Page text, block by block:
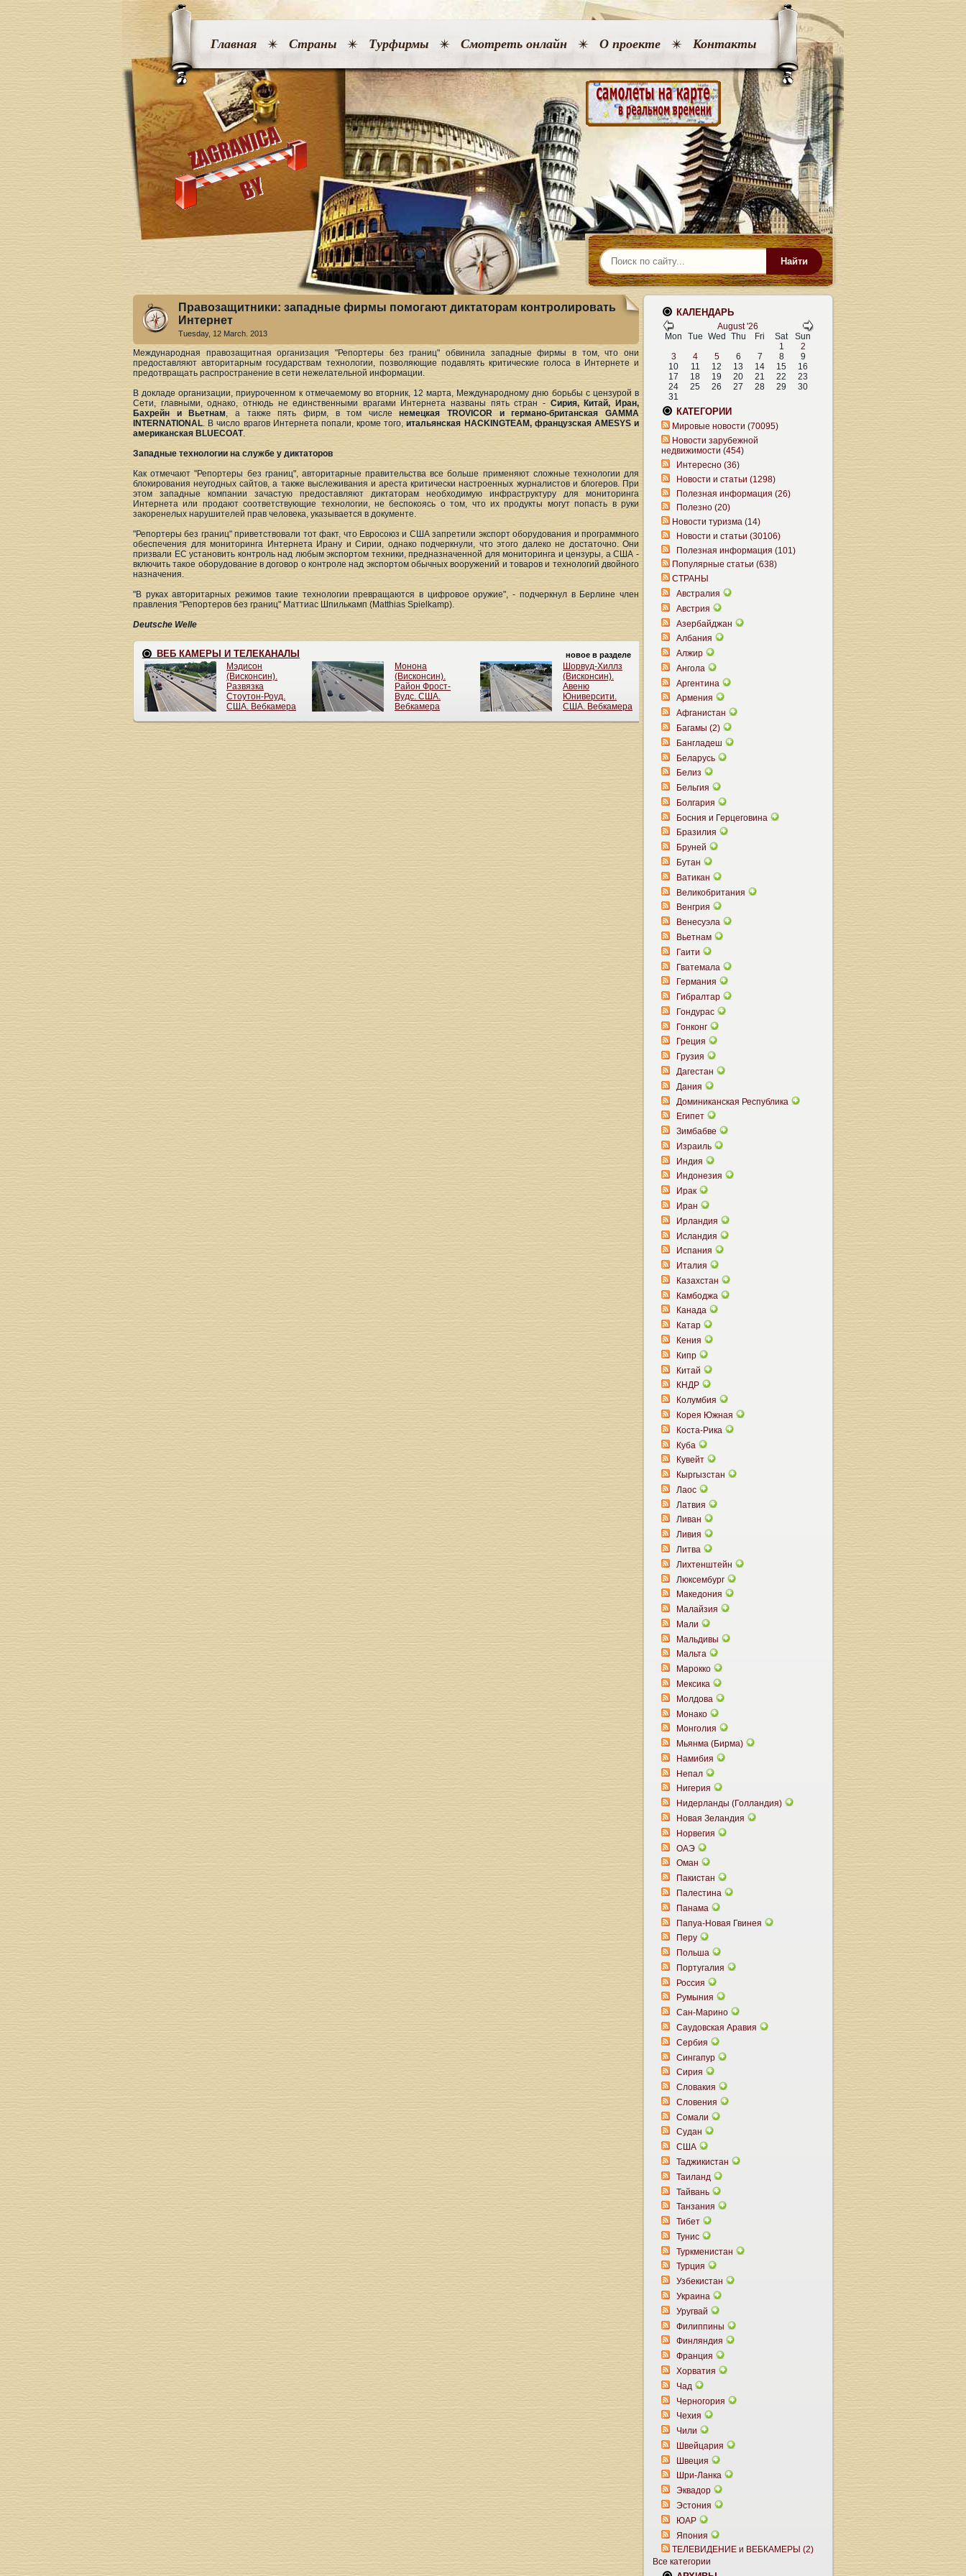
Главная Страны Турфирмы Смотреть онлайн О проекте Контакты
Найти
Правозащитники: западные фирмы помогают диктаторам контролировать
Интернет
Tuesday, 12 March. 2013
Международная правозащитная организация "Репортеры без границ" обвинила западные фирмы в том, что они
предоставляют авторитарным государствам технологии, позволяющие подавлять критические голоса в Интернете и
предотвращать распространение в сети нежелательной информации.
В докладе организации, приуроченном к отмечаемому во вторник, 12 марта, Международному дню борьбы с цензурой в
Сети, главными, однако, отнюдь не единственными врагами Интернета названы пять стран - Сирия, Китай, Иран,
Бахрейн и Вьетнам, а также пять фирм, в том численемецкая TROVICOR и германо-британская GAMMA
INTERNATIONAL. В число врагов Интернета попали, кроме того,итальянская HACKINGTEAM, французская AMESYS и
американская BLUECOAT.
Западные технологии на службе у диктаторов
Как отмечают "Репортеры без границ", авторитарные правительства все больше применяют сложные технологии для
блокирования неугодных сайтов, а также выслеживания и ареста критически настроенных журналистов и блогеров. При
этом западные компании зачастую предоставляют диктаторам необходимую инфраструктуру для мониторинга
Интернета или продают соответствующие технологии, не беспокоясь о том, что их продукты могут попасть в руки
закоренелых нарушителей прав человека, указывается в документе.
"Репортеры без границ" приветствовали тот факт, что Евросоюз и США запретили экспорт оборудования и программного
обеспечения для мониторинга Интернета Ирану и Сирии, однако подчеркнули, что этого далеко не достаточно. Они
призвали ЕС установить контроль над любым экспортом техники, предназначенной для мониторинга и цензуры, а США -
включить такое оборудование в договор о контроле над экспортом обычных вооружений и товаров и технологий двойного
назначения.
"В руках авторитарных режимов такие технологии превращаются в цифровое оружие", - подчеркнул в Берлине член
правления "Репортеров без границ" Маттиас Шпилькамп (Matthias Spielkamp).
Deutsche Welle
КАЛЕНДАРЬ
August '26
Mon
Tue Wed Thu Fri Sat
Sun
1
2
3
4 5 6 7 8
9
10
11 12 13 14 15
16
17
18 19 20 21 22
23
24
25 26 27 28 29
30
31
КАТЕГОРИИ
Мировые новости (70095)
Новости зарубежной
недвижимости (454)
Интересно (36)
Новости и статьи (1298)
Полезная информация (26)
Полезно (20)
Новости туризма (14)
Новости и статьи (30106)
Полезная информация (101)
Популярные статьи (638)
СТРАНЫ
Австралия
Австрия
Азербайджан
Албания
Алжир
Ангола
Аргентина
Армения
Афганистан
Багамы (2)
Бангладеш
Беларусь
Белиз
Бельгия
Болгария
Босния и Герцеговина
Бразилия
Бруней
Бутан
Ватикан
Великобритания
Венгрия
Венесуэла
Вьетнам
Гаити
Гватемала
Германия
Гибралтар
Гондурас
Гонконг
Греция
Грузия
Дагестан
Дания
Доминиканская Республика
Египет
Зимбабве
Израиль
Индия
Индонезия
Ирак
Иран
Ирландия
Исландия
Испания
Италия
Казахстан
Камбоджа
Канада
Катар
Кения
Кипр
Китай
КНДР
Колумбия
Корея Южная
Коста-Рика
Куба
Кувейт
Кыргызстан
Лаос
Латвия
Ливан
Ливия
Литва
Лихтенштейн
Люксембург
Македония
Малайзия
Мали
Мальдивы
Мальта
Марокко
Мексика
Молдова
Монако
Монголия
Мьянма (Бирма)
Намибия
Непал
Нигерия
Нидерланды (Голландия)
Новая Зеландия
Норвегия
ОАЭ
Оман
Пакистан
Палестина
Панама
Папуа-Новая Гвинея
Перу
Польша
Португалия
Россия
Румыния
Сан-Марино
Саудовская Аравия
Сербия
Сингапур
Сирия
Словакия
Словения
Сомали
Судан
США
Таджикистан
Таиланд
Тайвань
Танзания
Тибет
Тунис
Туркменистан
Турция
Узбекистан
Украина
Уругвай
Филиппины
Финляндия
Франция
Хорватия
Чад
Черногория
Чехия
Чили
Швейцария
Швеция
Шри-Ланка
Эквадор
Эстония
ЮАР
Япония
ТЕЛЕВИДЕНИЕ и ВЕБКАМЕРЫ (2)
Все категории